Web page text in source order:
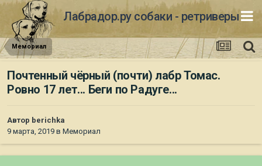
Лабрадор.ру собаки - ретриверы
Мемориал
Почтенный чёрный (почти) лабр Томас.
Ровно 17 лет... Беги по Радуге...
Автор berichka
9 марта, 2019 в Мемориал